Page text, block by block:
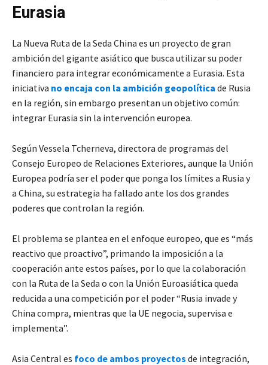
Eurasia
La Nueva Ruta de la Seda China es un proyecto de gran
ambición del gigante asiático que busca utilizar su poder
financiero para integrar económicamente a Eurasia. Esta
iniciativa no encaja con la ambición geopolítica de Rusia
en la región, sin embargo presentan un objetivo común:
integrar Eurasia sin la intervención europea.
Según Vessela Tcherneva, directora de programas del
Consejo Europeo de Relaciones Exteriores, aunque la Unión
Europea podría ser el poder que ponga los límites a Rusia y
a China, su estrategia ha fallado ante los dos grandes
poderes que controlan la región.
El problema se plantea en el enfoque europeo, que es “más
reactivo que proactivo”, primando la imposición a la
cooperación ante estos países, por lo que la colaboración
con la Ruta de la Seda o con la Unión Euroasiática queda
reducida a una competición por el poder “Rusia invade y
China compra, mientras que la UE negocia, supervisa e
implementa”.
Asia Central es foco de ambos proyectos de integración,